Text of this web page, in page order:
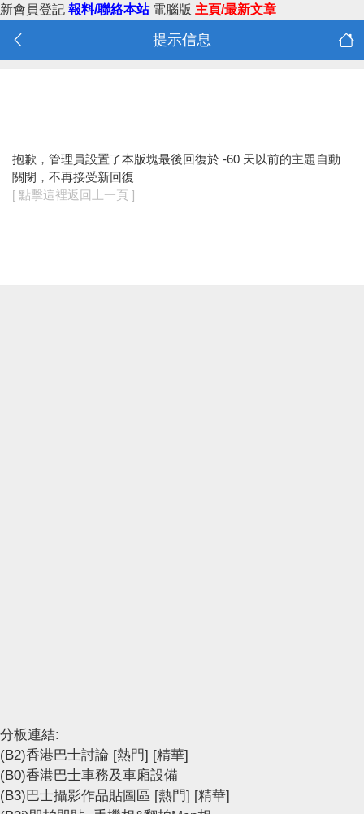
新會員登記 報料/聯絡本站 電腦版 主頁/最新文章
提示信息
抱歉，管理員設置了本版塊最後回復於 -60 天以前的主題自動
關閉，不再接受新回復
[ 點擊這裡返回上一頁 ]
分板連結:
(B2)香港巴士討論 [熱門] [精華]
(B0)香港巴士車務及車廂設備
(B3)巴士攝影作品貼圖區 [熱門] [精華]